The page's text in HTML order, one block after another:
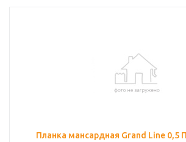
Планка мансардная Grand Line 0,5